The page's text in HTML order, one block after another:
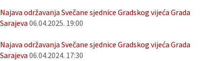
Najava održavanja Svečane sjednice Gradskog vijeća Grada
Sarajeva 06.04.2025. 19:00
Najava održavanja Svečane sjednice Gradskog vijeća Grada
Sarajeva 06.04.2024. 17:30